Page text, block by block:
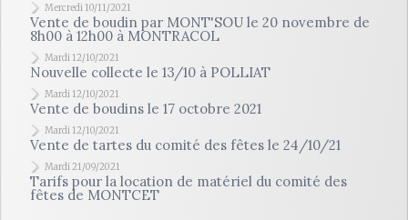
Mercredi 10/11/2021
Vente de boudin par MONT'SOU le 20 novembre de
8h00 à 12h00 à MONTRACOL
Mardi 12/10/2021
Nouvelle collecte le 13/10 à POLLIAT
Mardi 12/10/2021
Vente de boudins le 17 octobre 2021
Mardi 12/10/2021
Vente de tartes du comité des fêtes le 24/10/21
Mardi 21/09/2021
Tarifs pour la location de matériel du comité des
fêtes de MONTCET